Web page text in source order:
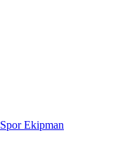
Spor Ekipman